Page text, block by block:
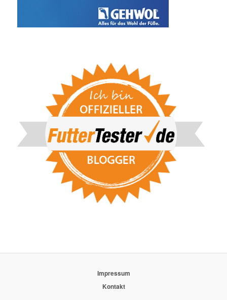
Impressum
Kontakt